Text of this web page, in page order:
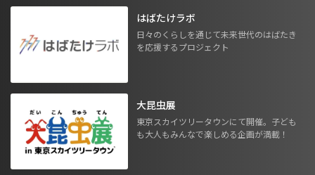
はばたけラボ
日々のくらしを通じて未来世代のはばたき
を応援するプロジェクト
大昆虫展
東京スカイツリータウンにて開催。子ども
も大人もみんなで楽しめる企画が満載！